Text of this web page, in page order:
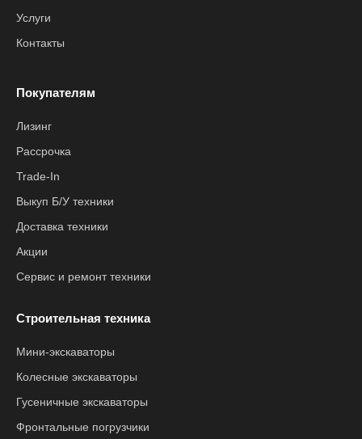
Услуги
Контакты
Покупателям
Лизинг
Рассрочка
Trade-In
Выкуп Б/У техники
Доставка техники
Акции
Сервис и ремонт техники
Строительная техника
Мини-экскаваторы
Колесные экскаваторы
Гусеничные экскаваторы
Фронтальные погрузчики